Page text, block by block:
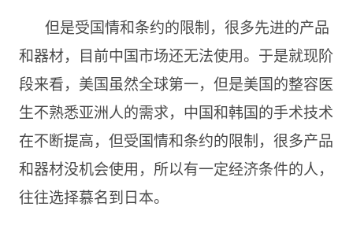
但是受国情和条约的限制，很多先进的产品
和器材，目前中国市场还无法使用。于是就现阶
段来看，美国虽然全球第一，但是美国的整容医
生不熟悉亚洲人的需求，中国和韩国的手术技术
在不断提高，但受国情和条约的限制，很多产品
和器材没机会使用，所以有一定经济条件的人，
往往选择慕名到日本。